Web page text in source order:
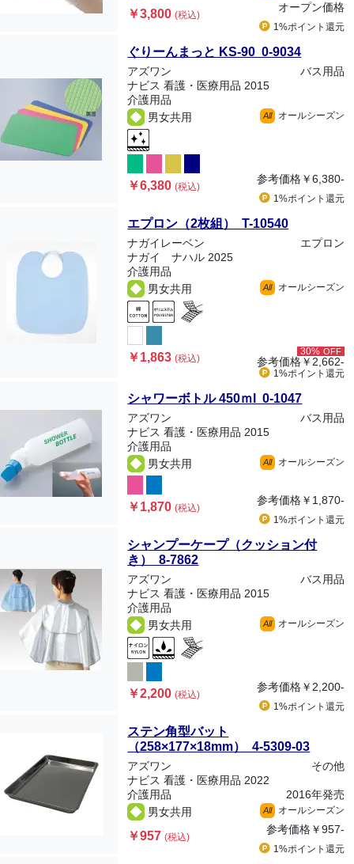
￥3,800(税込)
オープン価格
1%ポイント 還元
ぐりーんまっと KS-90 0-9034
アズワン
バス用品
ナビス 看護・医療用品 2015
介護用品
男女共用
All オールシーズン
￥6,380(税込)
参考価格￥6,380-
1%ポイント 還元
エプロン（2枚組） T-10540
ナガイレーベン
エプロン
ナガイ ナハル 2025
介護用品
男女共用
All オールシーズン
￥1,863(税込)
30% OFF
参考価格￥2,662-
1%ポイント 還元
シャワーボトル 450ｍl 0-1047
アズワン
バス用品
ナビス 看護・医療用品 2015
介護用品
男女共用
All オールシーズン
￥1,870(税込)
参考価格￥1,870-
1%ポイント 還元
シャンプーケープ（クッション付
き） 8-7862
アズワン
バス用品
ナビス 看護・医療用品 2015
介護用品
男女共用
All オールシーズン
￥2,200(税込)
参考価格￥2,200-
1%ポイント 還元
ステン角型バット
（258×177×18mm） 4-5309-03
アズワン
その他
ナビス 看護・医療用品 2022
介護用品
2016年発売
男女共用
All オールシーズン
￥957(税込)
参考価格￥957-
1%ポイント 還元